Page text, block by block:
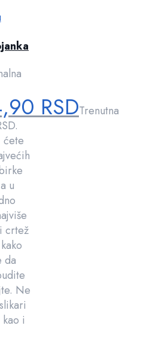
RSDTrenutna
ćete
u
crtež
da
Ne
i